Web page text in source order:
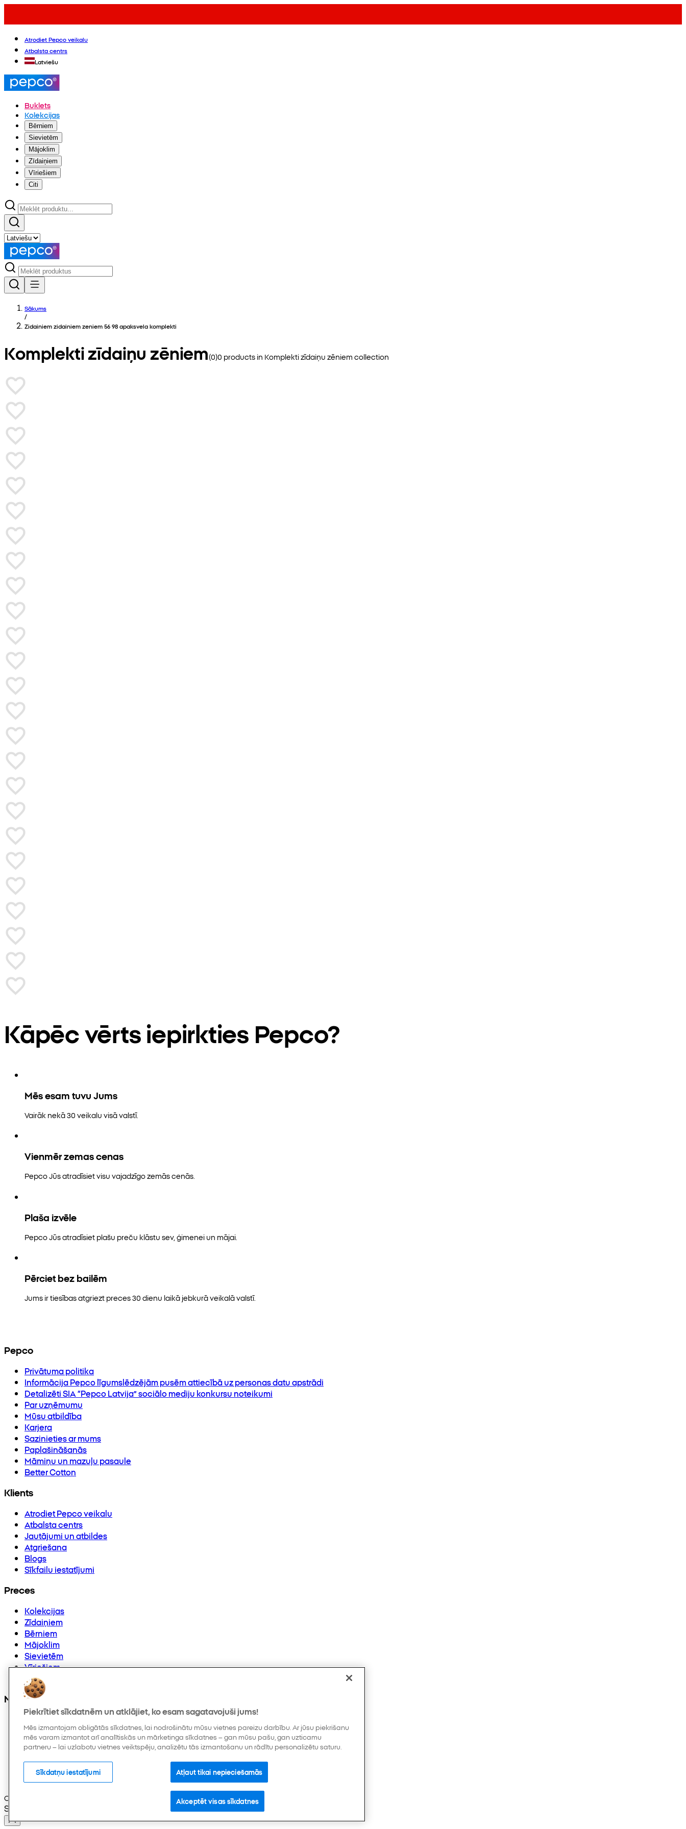
Atrodiet Pepco veikalu
Atbalsta centrs
Latviešu
Buklets
Kolekcijas
Bērniem
Sievietēm
Mājoklim
Zīdaiņiem
Vīriešiem
Citi
Sākums
/
Zidainiem zidainiem zeniem 56 98 apaksvela komplekti
Komplekti zīdaiņu zēniem(0)0 products in Komplekti zīdaiņu zēniem collection
Kāpēc vērts iepirkties Pepco?
Mēs esam tuvu Jums
Vairāk nekā 30 veikalu visā valstī.
Vienmēr zemas cenas
Pepco Jūs atradīsiet visu vajadzīgo zemās cenās.
Plaša izvēle
Pepco Jūs atradīsiet plašu preču klāstu sev, ģimenei un mājai.
Pērciet bez bailēm
Jums ir tiesības atgriezt preces 30 dienu laikā jebkurā veikalā valstī.
Pepco
Privātuma politika
Informācija Pepco līgumslēdzējām pusēm attiecībā uz personas datu apstrādi
Detalizēti SIA “Pepco Latvija” sociālo mediju konkursu noteikumi
Par uzņēmumu
Mūsu atbildība
Karjera
Sazinieties ar mums
Paplašināšanās
Māmiņu un mazuļu pasaule
Better Cotton
Klients
Atrodiet Pepco veikalu
Atbalsta centrs
Jautājumi un atbildes
Atgriešana
Blogs
Sīkfailu iestatījumi
Preces
Kolekcijas
Zīdaiņiem
Bērniem
Mājoklim
Sievietēm
Vīriešiem
Citi
Mūs varat atrast arī
Copyright © 2026 Pepco. Visas tiesības paturētas.
Selected Language:
Piekrītiet sīkdatnēm un atklājiet, ko esam sagatavojuši jums!
Mēs izmantojam obligātās sīkdatnes, lai nodrošinātu mūsu vietnes pareizu darbību. Ar jūsu piekrišanu
mēs varam izmantot arī analītiskās un mārketinga sīkdatnes – gan mūsu pašu, gan uzticamu
partneru – lai uzlabotu vietnes veiktspēju, analizētu tās izmantošanu un rādītu personalizētu saturu.
Sīkdatņu iestatījumi Atļaut tikai nepieciešamās
Akceptēt visas sīkdatnes